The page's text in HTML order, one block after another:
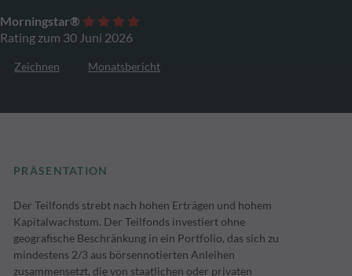
Morningstar®
Rating zum 30 Juni 2026
Zeichnen Monatsbericht
PRÄSENTATION
Der Teilfonds strebt nach hohen Erträgen und hohem
Kapitalwachstum. Der Teilfonds investiert ohne
geografische Beschränkung in ein Portfolio, das sich zu
mindestens 2/3 aus börsennotierten Anleihen
zusammensetzt, die von staatlichen oder privaten